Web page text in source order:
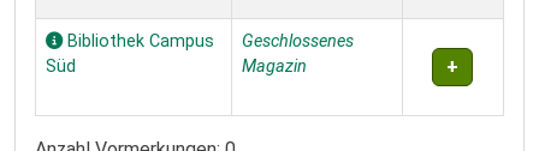
Bibliothek Campus
Süd
Geschlossenes
Magazin